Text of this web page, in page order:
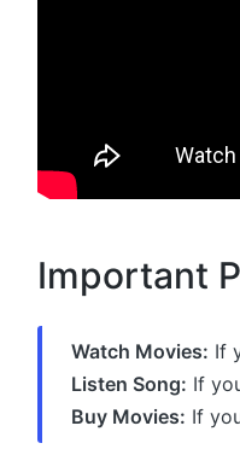
Important
Watch Movies: If
Listen Song: If
Buy Movies: If